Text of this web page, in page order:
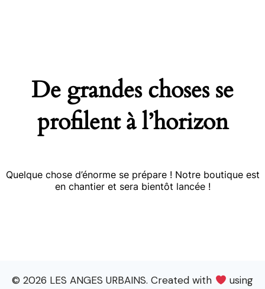
De grandes choses se
profilent à l’horizon
Quelque chose d’énorme se prépare ! Notre boutique est
en chantier et sera bientôt lancée !
© 2026 LES ANGES URBAINS. Created with
using